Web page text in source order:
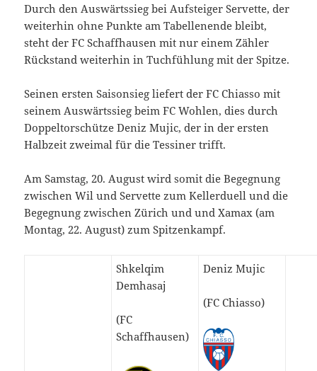
Durch den Auswärtssieg bei Aufsteiger Servette, der
weiterhin ohne Punkte am Tabellenende bleibt,
steht der FC Schaffhausen mit nur einem Zähler
Rückstand weiterhin in Tuchfühlung mit der Spitze.
Seinen ersten Saisonsieg liefert der FC Chiasso mit
seinem Auswärtssieg beim FC Wohlen, dies durch
Doppeltorschütze Deniz Mujic, der in der ersten
Halbzeit zweimal für die Tessiner trifft.
Am Samstag, 20. August wird somit die Begegnung
zwischen Wil und Servette zum Kellerduell und die
Begegnung zwischen Zürich und und Xamax (am
Montag, 22. August) zum Spitzenkampf.
Shkelqim
Demhasaj
(FC
Schaffhausen)
Deniz Mujic
(FC Chiasso)